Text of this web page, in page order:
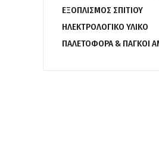
ΕΞΟΠΛΙΣΜΟΣ ΣΠΙΤΙΟΥ
ΗΛΕΚΤΡΟΛΟΓΙΚΟ ΥΛΙΚΟ
ΠΑΛΕΤΟΦΟΡΑ & ΠΑΓΚΟΙ